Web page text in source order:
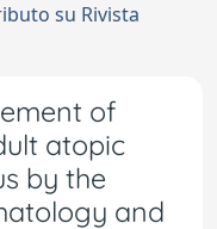
su Rivista
of
atopic
by the
and